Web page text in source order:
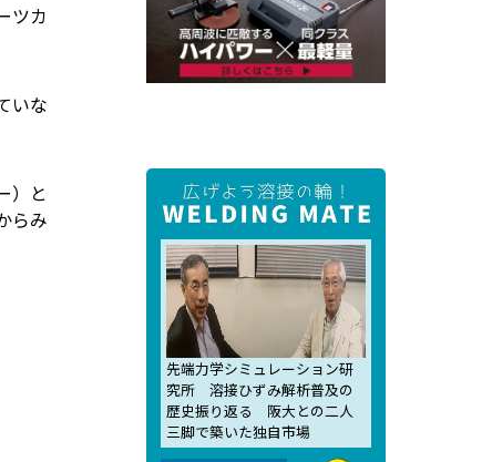
ツカ
いな
）と
らみ
先端力学シミュレーション研
究所 溶接ひずみ解析普及の
歴史振り返る 阪大との二人
三脚で築いた独自市場